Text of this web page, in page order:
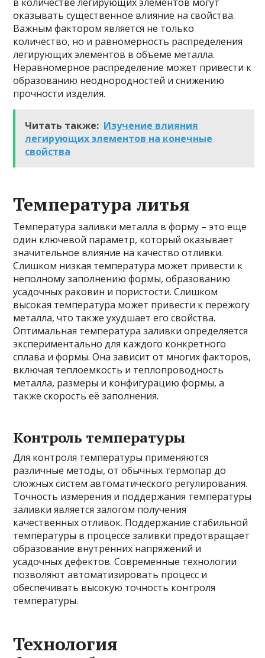
оказывать существенное влияние на свойства.
Важным фактором является не только
количество, но и равномерность распределения
легирующих элементов в объеме металла.
Неравномерное распределение может привести к
образованию неоднородностей и снижению
прочности изделия.
Читать также: Изучение влияния
легирующих элементов на конечные
свойства
Температура литья
Температура заливки металла в форму – это еще
один ключевой параметр, который оказывает
значительное влияние на качество отливки.
Слишком низкая температура может привести к
неполному заполнению формы, образованию
усадочных раковин и пористости. Слишком
высокая температура может привести к пережогу
металла, что также ухудшает его свойства.
Оптимальная температура заливки определяется
экспериментально для каждого конкретного
сплава и формы. Она зависит от многих факторов,
включая теплоемкость и теплопроводность
металла, размеры и конфигурацию формы, а
также скорость её заполнения.
Контроль температуры
Для контроля температуры применяются
различные методы, от обычных термопар до
сложных систем автоматического регулирования.
Точность измерения и поддержания температуры
заливки является залогом получения
качественных отливок. Поддержание стабильной
температуры в процессе заливки предотвращает
образование внутренних напряжений и
усадочных дефектов. Современные технологии
позволяют автоматизировать процесс и
обеспечивать высокую точность контроля
температуры.
Технология